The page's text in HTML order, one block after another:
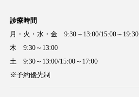
診療時間
月・火・水・金 9:30～13:00/15:00～19:30
木 9:30～13:00
土 9:30～13:00/15:00～17:00
※予約優先制